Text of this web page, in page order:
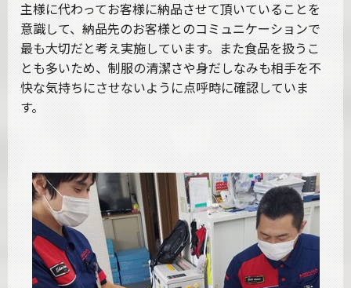
主様に代わってお客様に納品させて頂いていることを
意識して、納品先のお客様とのコミュニケーションで
最も大切だと考え実施しています。また食品を扱うこ
とも多いため、制服の清潔さや身だしなみも相手を不
快な気持ちにさせないように点呼時に確認していま
す。